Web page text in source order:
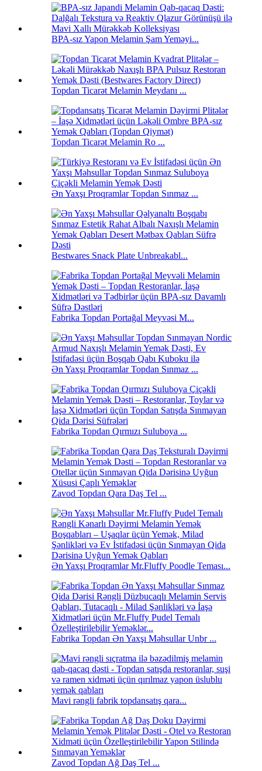
BPA-sız Yapon Melamin Şam Yeməyi...
Topdan Ticarət Melamin Meydanı ...
Topdan Ticarət Melamin Ro ...
Ən Yaxşı Proqramlar Topdan Sınmaz ...
Bestwares Snack Plate Unbreakabl...
Fabrika Topdan Portağal Meyvəsi M...
Ən Yaxşı Proqramlar Topdan Sınmaz ...
Fabrika Topdan Qırmızı Suluboya ...
Zavod Topdan Qara Daş Tel ...
Ən Yaxşı Proqramlar Mr.Fluffy Poodle Teması...
Fabrika Topdan Ən Yaxşı Məhsullar Unbr ...
Mavi rəngli fabrik topdansatış qara...
Zavod Topdan Ağ Daş Tel ...